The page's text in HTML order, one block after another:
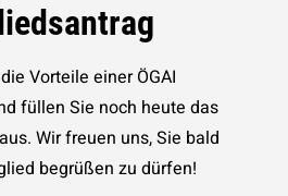
Vorteile einer ÖGAI
füllen Sie noch heute das
Wir freuen uns, Sie bald
begrüßen zu dürfen!